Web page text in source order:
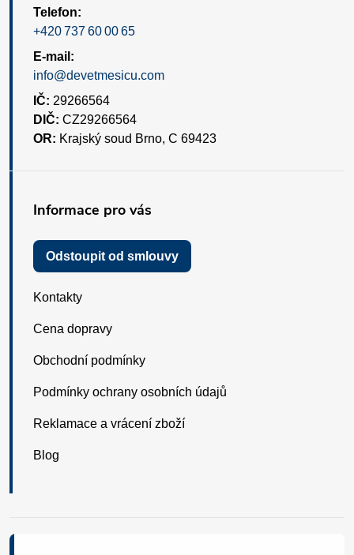
Telefon:
+420 737 60 00 65
E-mail:
info@devetmesicu.com
IČ: 29266564
DIČ: CZ29266564
OR: Krajský soud Brno, C 69423
Informace pro vás
Odstoupit od smlouvy
Kontakty
Cena dopravy
Obchodní podmínky
Podmínky ochrany osobních údajů
Reklamace a vrácení zboží
Blog